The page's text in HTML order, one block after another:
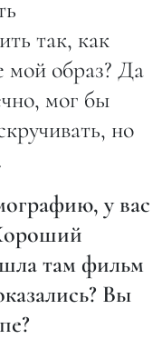
так, как
мой образ? Да
мог бы
но
у вас
там фильм
Вы